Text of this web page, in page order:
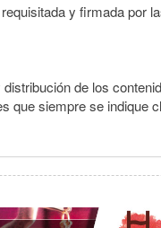
y firmada por
de los
que siempre se indique